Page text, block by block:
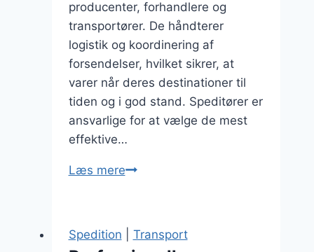
producenter, forhandlere og
transportører. De håndterer
logistik og koordinering af
forsendelser, hvilket sikrer, at
varer når deres destinationer til
tiden og i god stand. Speditører er
ansvarlige for at vælge de mest
effektive…
Læs mereSpeditør
vælger
man
Spedition Transport